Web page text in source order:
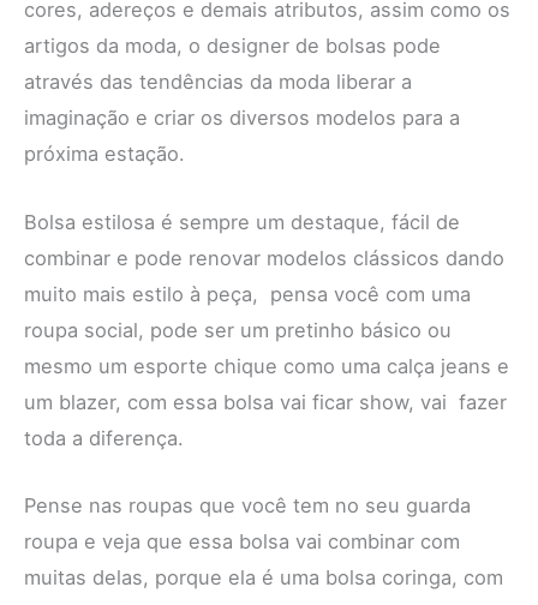
cores, adereços e demais atributos, assim como os
artigos da moda, o designer de bolsas pode
através das tendências da moda liberar a
imaginação e criar os diversos modelos para a
próxima estação.
Bolsa estilosa é sempre um destaque, fácil de
combinar e pode renovar modelos clássicos dando
muito mais estilo à peça, pensa você com uma
roupa social, pode ser um pretinho básico ou
mesmo um esporte chique como uma calça jeans e
um blazer, com essa bolsa vai ficar show, vai fazer
toda a diferença.
Pense nas roupas que você tem no seu guarda
roupa e veja que essa bolsa vai combinar com
muitas delas, porque ela é uma bolsa coringa, com